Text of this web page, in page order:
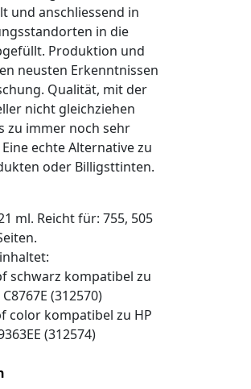
und anschliessend in
in die
Produktion und
neusten Erkenntnissen
Qualität, mit der
nicht gleichziehen
zu immer noch sehr
echte Alternative zu
oder Billigsttinten.
ml. Reicht für: 755, 505
schwarz kompatibel zu
(312570)
color kompatibel zu HP
(312574)